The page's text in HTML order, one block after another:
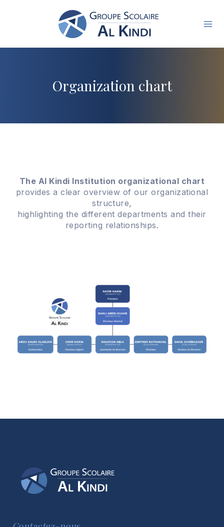
Organization chart
The Al Kindi Institution organizational chart
provides a clear overview of our organizational
structure,
highlighting the different departments and their
reporting relationships.